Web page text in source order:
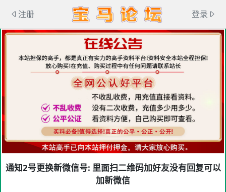
注册 登录
通知2号更换新微信号: 里面扫二维码加好友没有回复可以
加新微信